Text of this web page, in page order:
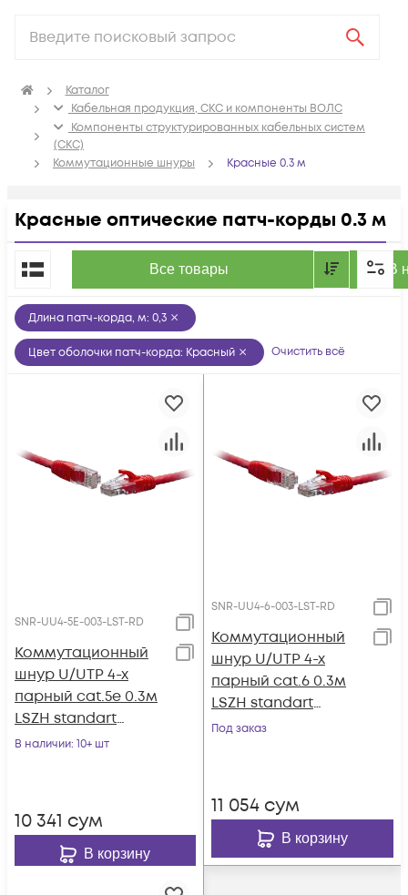
Каталог
Кабельная продукция, СКС и компоненты ВОЛС
Компоненты структурированных кабельных систем
(СКС)
Коммутационные шнуры
Красные 0.3 м
Красные оптические патч-корды 0.3 м
Все товары В
По популярности
Длина патч-корда, м: 0,3
Цвет оболочки патч-корда: Красный Очистить всё
SNR-UU4-5E-003-LST-RD
Коммутационный
шнур U/UTP 4-х
парный cat.5e 0.3м
LSZH standart
красный
В наличии: 10+ шт
10 341 сум
В корзину
SNR-UU4-6-003-LST-RD
Коммутационный
шнур U/UTP 4-х
парный cat.6 0.3м
LSZH standart
красный
Под заказ
11 054 сум
В корзину